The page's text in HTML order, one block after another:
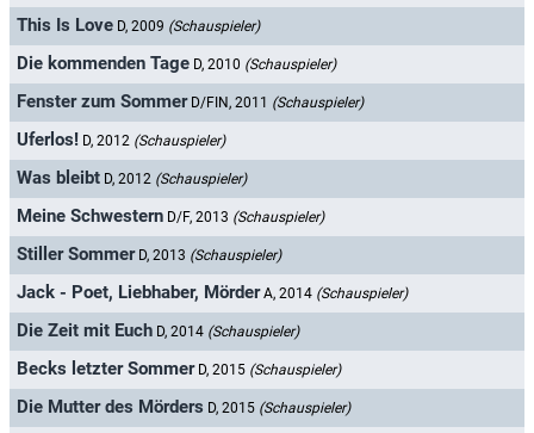
This Is Love D, 2009 (Schauspieler)
Die kommenden Tage D, 2010 (Schauspieler)
Fenster zum Sommer D/FIN, 2011 (Schauspieler)
Uferlos! D, 2012 (Schauspieler)
Was bleibt D, 2012 (Schauspieler)
Meine Schwestern D/F, 2013 (Schauspieler)
Stiller Sommer D, 2013 (Schauspieler)
Jack - Poet, Liebhaber, Mörder A, 2014 (Schauspieler)
Die Zeit mit Euch D, 2014 (Schauspieler)
Becks letzter Sommer D, 2015 (Schauspieler)
Die Mutter des Mörders D, 2015 (Schauspieler)